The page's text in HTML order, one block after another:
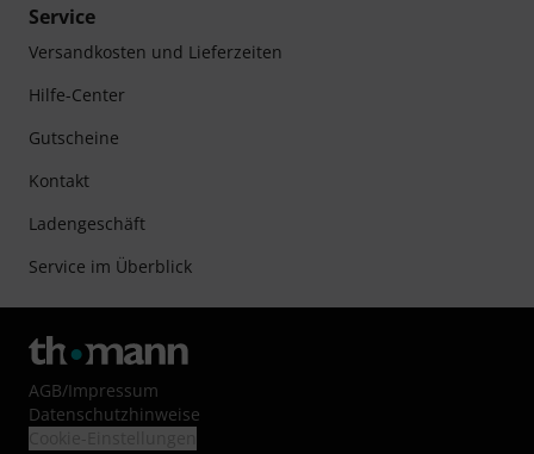
Service
Versandkosten und Lieferzeiten
Hilfe-Center
Gutscheine
Kontakt
Ladengeschäft
Service im Überblick
AGB/Impressum
Datenschutzhinweise